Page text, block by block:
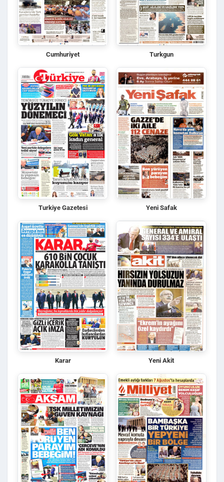
Cumhuriyet Turkgun
Turkiye Gazetesi Yeni Safak
Karar Yeni Akit